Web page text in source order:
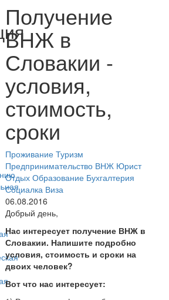
Получение
ВНЖ в
Словакии -
условия,
стоимость,
сроки
Проживание Туризм
Предпринимательство ВНЖ Юрист
Отдых Образование Бухгалтерия
Социалка Виза
06.08.2016
Добрый день,
Нас интересует получение ВНЖ в
Словакии. Напишите подробно
условия, стоимость и сроки на
двоих человек?
Вот что нас интересует: